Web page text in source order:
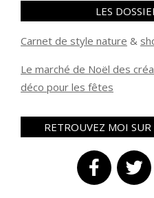
LES
Carnet de style nature &
Le marché de Noël des
déco pour les fêtes
RETROUVEZ MOI SUR